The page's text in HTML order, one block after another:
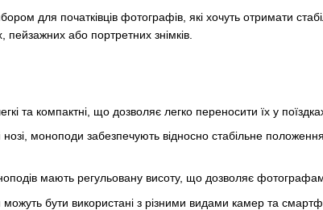
для початківців фотографів, які хочуть отримати
пейзажних або портретних знімків.
та компактні, що дозволяє легко переносити їх у
нозі, моноподи забезпечують відносно стабільне
мають регульовану висоту, що дозволяє фотографам
бути використані з різними видами камер та